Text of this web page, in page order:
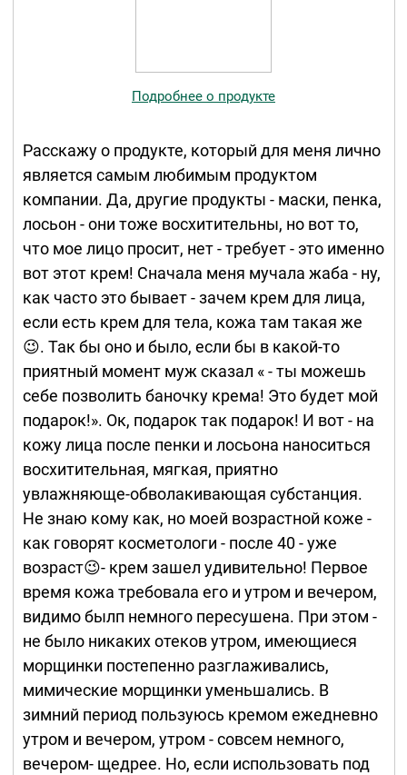
Подробнее о продукте
Расскажу о продукте, который для меня лично
является самым любимым продуктом
компании. Да, другие продукты - маски, пенка,
лосьон - они тоже восхитительны, но вот то,
что мое лицо просит, нет - требует - это именно
вот этот крем! Сначала меня мучала жаба - ну,
как часто это бывает - зачем крем для лица,
если есть крем для тела, кожа там такая же
😉. Так бы оно и было, если бы в какой-то
приятный момент муж сказал « - ты можешь
себе позволить баночку крема! Это будет мой
подарок!». Ок, подарок так подарок! И вот - на
кожу лица после пенки и лосьона наноситься
восхитительная, мягкая, приятно
увлажняюще-обволакивающая субстанция.
Не знаю кому как, но моей возрастной коже -
как говорят косметологи - после 40 - уже
возраст😉- крем зашел удивительно! Первое
время кожа требовала его и утром и вечером,
видимо былп немного пересушена. При этом -
не было никаких отеков утром, имеющиеся
морщинки постепенно разглаживались,
мимические морщинки уменьшались. В
зимний период пользуюсь кремом ежедневно
утром и вечером, утром - совсем немного,
вечером- щедрее. Но, если использовать под